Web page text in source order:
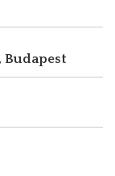
Budapest